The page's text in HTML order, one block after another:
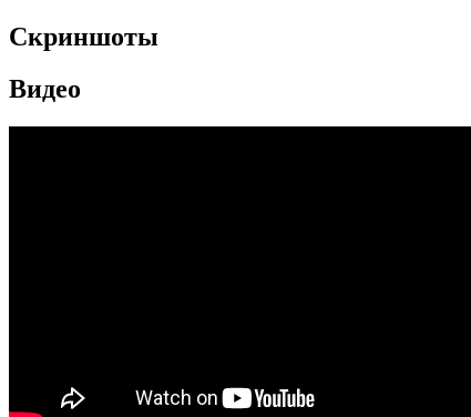
Скриншоты
Видео